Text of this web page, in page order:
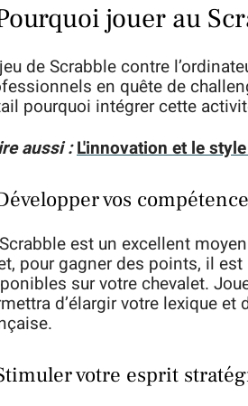
jouer au
de Scrabble contre
en quête de
pourquoi intégrer cette
aussi :L'innovation et le
vos
est un excellent
pour gagner des points, il
sur votre chevalet.
d’élargir votre lexique
votre esprit